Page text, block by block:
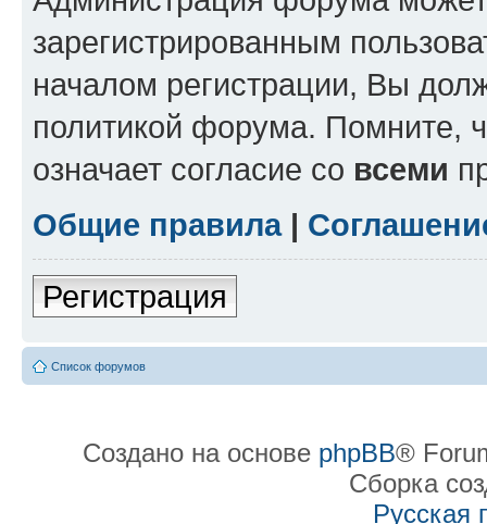
зарегистрированным
началом регистрации, Вы
политикой форума. Помните,
означает согласие со всеми
Общие правила|
Регистрация
Список форумов
Создано на основе phpBB®
Сборка
Русская